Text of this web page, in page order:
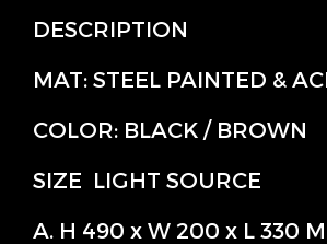
DESCRIPTION
MAT: STEEL PAINTED &
COLOR: BLACK / BROWN
SIZE LIGHT SOURCE
A. H 490 x W 200 x L 330